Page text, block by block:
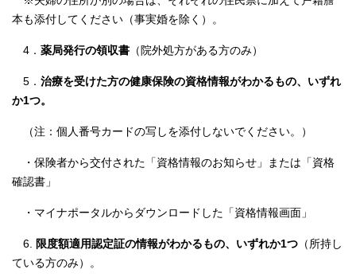
本も添付してください（事実婚を除く）。
4． 薬局発行の領収書 （院外処方がある方のみ）
5． 治療を受けた方の健康保険の資格情報がわかるもの、いずれ
か1つ。
（注：個人番号カードの写しを添付しないでください。）
・保険者から交付された「資格情報のお知らせ」または「資格
確認書」
・マイナポータルからダウンロードした「資格情報画面」
6. 限度額適用認定証の情報がわかるもの、いずれか1つ （所持し
ている方のみ）。